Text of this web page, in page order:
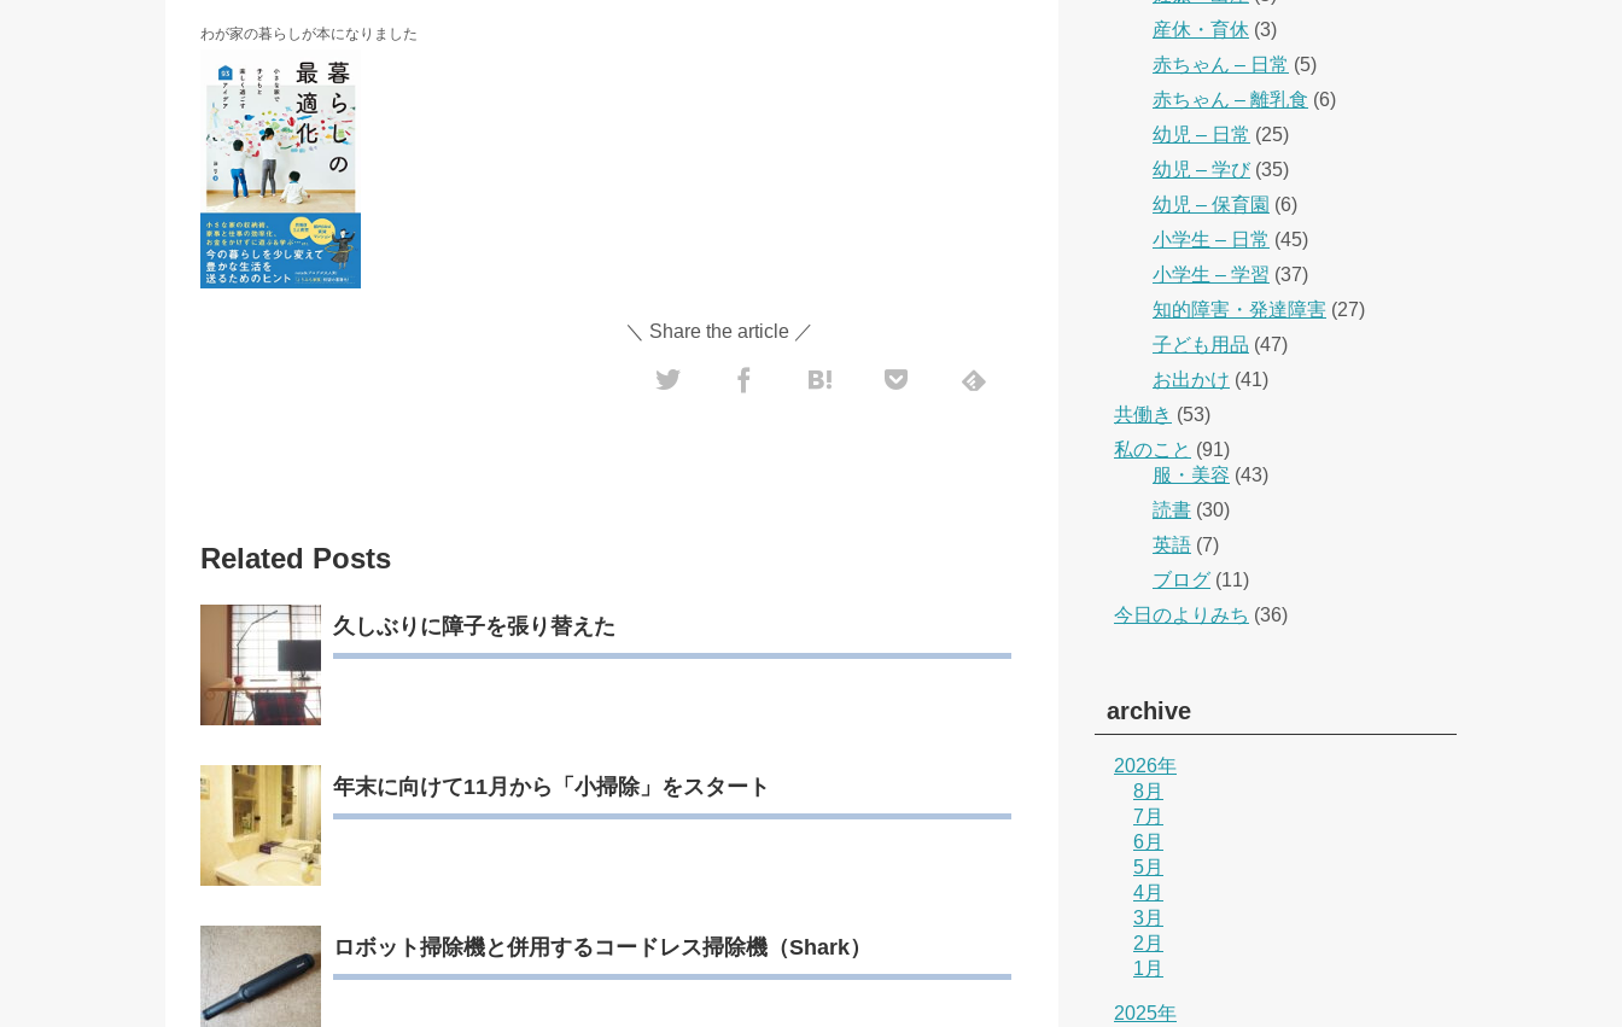
わが家の暮らしが本になりました
＼ Share the article ／
Related Posts
久しぶりに障子を張り替えた
年末に向けて11月から「小掃除」をスタート
ロボット掃除機と併用するコードレス掃除機（Shark）
産休・育休 (3)
赤ちゃん – 日常 (5)
赤ちゃん – 離乳食 (6)
幼児 – 日常 (25)
幼児 – 学び(35)
幼児 – 保育園 (6)
小学生 – 日常 (45)
小学生 – 学習 (37)
知的障害・発達障害 (27)
子ども用品 (47)
お出かけ (41)
共働き (53)
私のこと (91)
服・美容 (43)
読書 (30)
英語 (7)
ブログ (11)
今日のよりみち (36)
archive
2026年
8月
7月
6月
5月
4月
3月
2月
1月
2025年